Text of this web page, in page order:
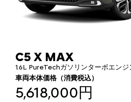
C5 X MAX
1.6L PureTechガソリンターボエン
車両本体価格（消費税込）
5,618,000円